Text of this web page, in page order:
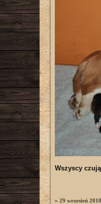
Wszyscy
» 29 wrzesień 2010